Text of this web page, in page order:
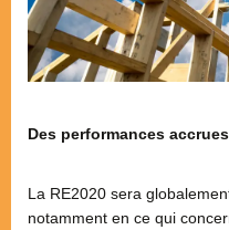
Des performances accrues
La RE2020 sera
notamment en ce qui